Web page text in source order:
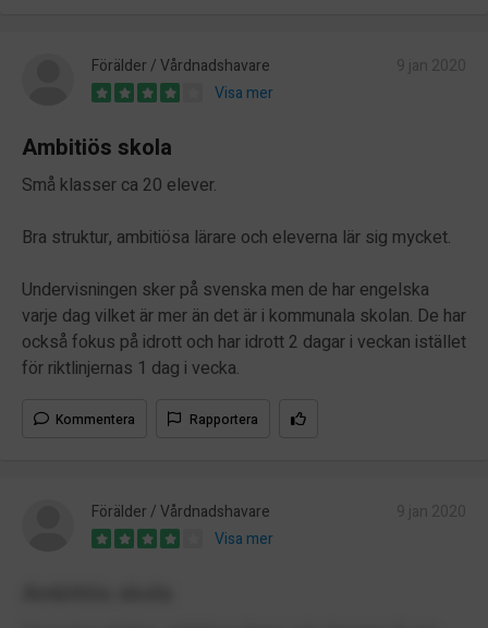
Förälder / Vårdnadshavare
Visa mer
Ambitiös skola
Små klasser ca 20 elever.
Bra struktur, ambitiösa lärare och eleverna lär sig mycket.
Undervisningen sker på svenska men de har engelska
varje dag vilket är mer än det är i kommunala skolan. De har
också fokus på idrott och har idrott 2 dagar i veckan istället
för riktlinjernas 1 dag i vecka.
Kommentera Rapportera
Förälder / Vårdnadshavare
Visa mer